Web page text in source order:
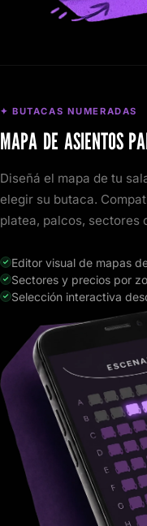
✦ BUTACAS NUMERADAS
MAPA DE ASIENTOS
Diseñá el mapa de tu
elegir su butaca.
platea, palcos, sectores
Editor visual de mapas
Sectores y precios por
Selección interactiva